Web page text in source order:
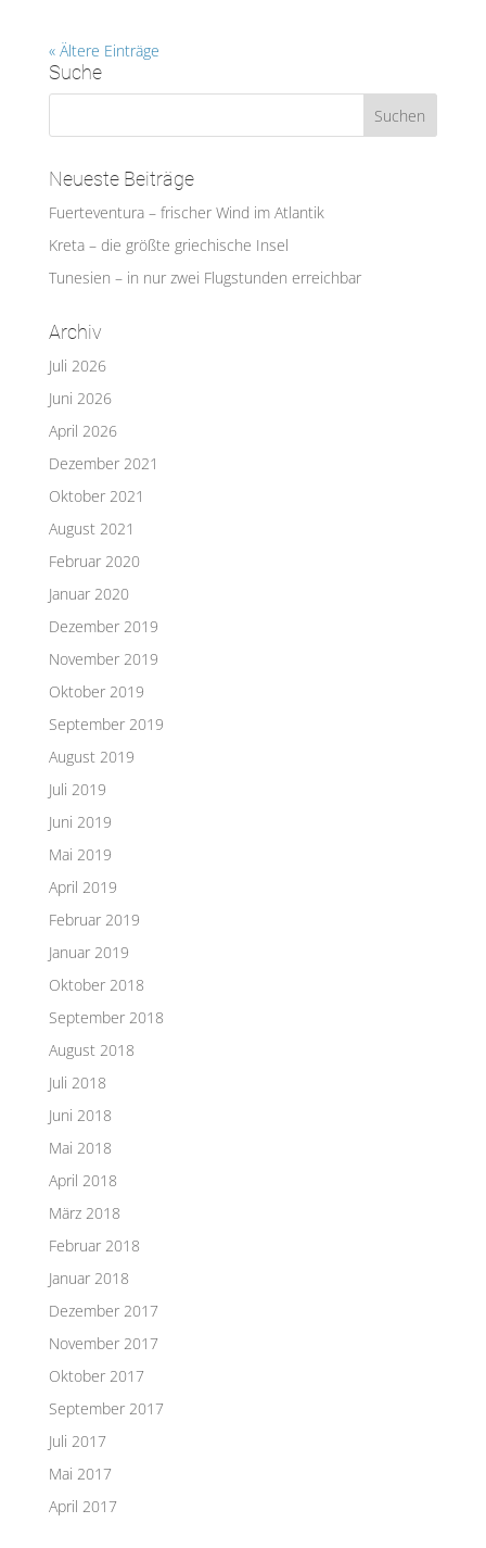
« Ältere Einträge
Suche
Neueste Beiträge
Fuerteventura – frischer Wind im Atlantik
Kreta – die größte griechische Insel
Tunesien – in nur zwei Flugstunden erreichbar
Archiv
Juli 2026
Juni 2026
April 2026
Dezember 2021
Oktober 2021
August 2021
Februar 2020
Januar 2020
Dezember 2019
November 2019
Oktober 2019
September 2019
August 2019
Juli 2019
Juni 2019
Mai 2019
April 2019
Februar 2019
Januar 2019
Oktober 2018
September 2018
August 2018
Juli 2018
Juni 2018
Mai 2018
April 2018
März 2018
Februar 2018
Januar 2018
Dezember 2017
November 2017
Oktober 2017
September 2017
Juli 2017
Mai 2017
April 2017